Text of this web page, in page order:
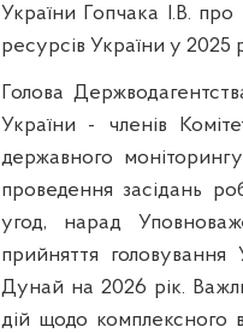
України Гопчака І.В.
ресурсів України у 2025
Голова
України - членів
державного
проведення засідань
угод, нарад
прийняття головування
Дунай на 2026 рік.
дій щодо комплексного